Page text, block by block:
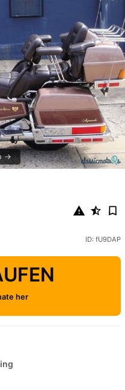
ID: fU9DAP
her